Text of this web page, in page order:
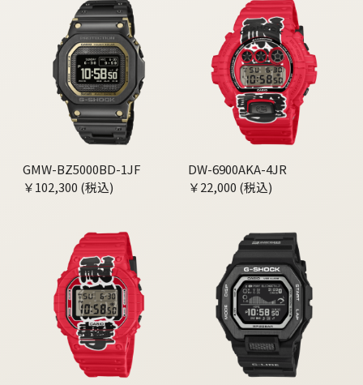
GMW-BZ5000BD-1JF
￥102,300 (税込)
DW-6900AKA-4JR
￥22,000 (税込)